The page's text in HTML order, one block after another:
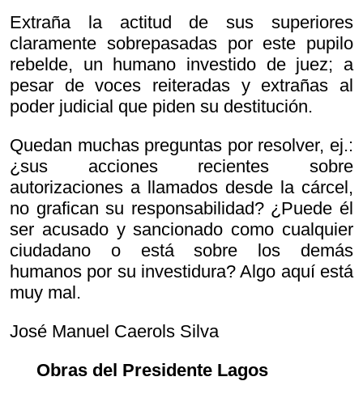
Extraña la actitud de sus superiores
claramente sobrepasadas por este pupilo
rebelde, un humano investido de juez; a
pesar de voces reiteradas y extrañas al
poder judicial que piden su destitución.
Quedan muchas preguntas por resolver, ej.:
¿sus acciones recientes sobre
autorizaciones a llamados desde la cárcel,
no grafican su responsabilidad? ¿Puede él
ser acusado y sancionado como cualquier
ciudadano o está sobre los demás
humanos por su investidura? Algo aquí está
muy mal.
José Manuel Caerols Silva
Obras del Presidente Lagos